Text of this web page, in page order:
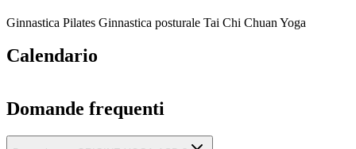
Ginnastica Pilates Ginnastica posturale Tai Chi Chuan Yoga
Calendario
Domande frequenti